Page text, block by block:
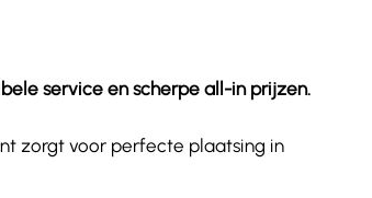
service en scherpe all-in prijzen.
zorgt voor perfecte plaatsing in